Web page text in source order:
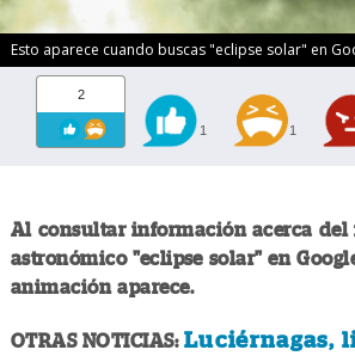
Esto aparece cuando buscas "eclipse solar" en
2
1 1
Al consultar información acerca del
astronómico "eclipse solar" en
animación aparece.
OTRAS NOTICIAS: Luciérnagas,